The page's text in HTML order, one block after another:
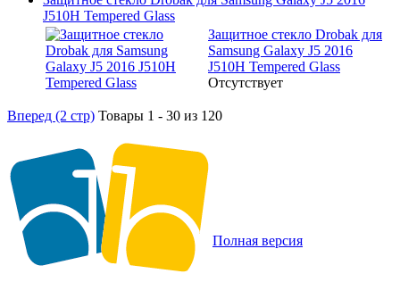
J510H Tempered Glass
Защитное стекло Drobak для
Samsung Galaxy J5 2016
J510H Tempered Glass
Отсутствует
Вперед (2 стр) Товары 1 - 30 из 120
Полная версия